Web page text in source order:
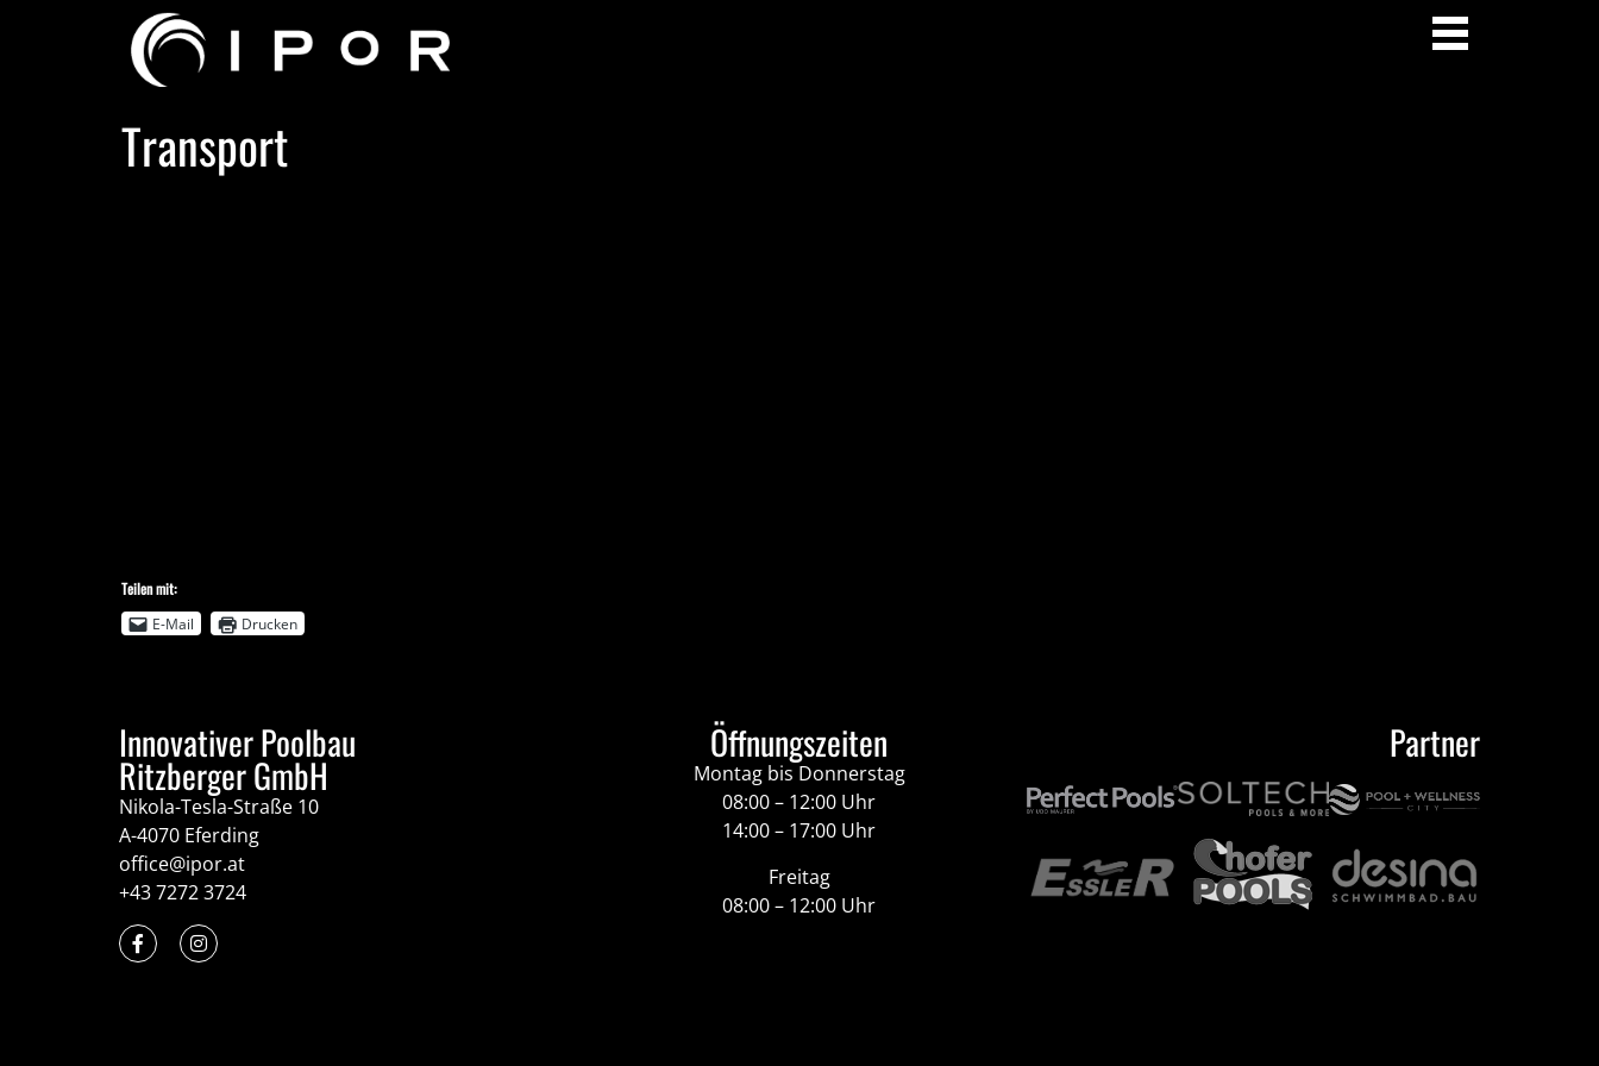
Transport
Teilen mit:
E-Mail
Drucken
Innovativer Poolbau
Ritzberger GmbH
Nikola-Tesla-Straße 10
A-4070 Eferding
office@ipor.at
+43 7272 3724
Öffnungszeiten
Montag bis Donnerstag
08:00 – 12:00 Uhr
14:00 – 17:00 Uhr
Freitag
08:00 – 12:00 Uhr
Partner